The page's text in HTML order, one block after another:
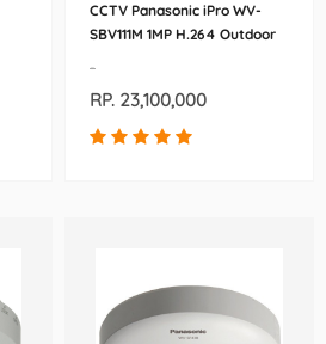
CCTV Panasonic iPro WV-
SBV111M 1MP H.264 Outdoor
-
RP. 23,100,000